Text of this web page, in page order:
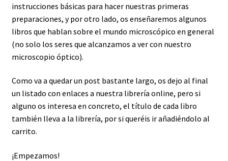
instrucciones básicas para hacer nuestras primeras
preparaciones, y por otro lado, os enseñaremos algunos
libros que hablan sobre el mundo microscópico en general
(no solo los seres que alcanzamos a ver con nuestro
microscopio óptico).
Como va a quedar un post bastante largo, os dejo al final
un listado con enlaces a nuestra librería online, pero si
alguno os interesa en concreto, el título de cada libro
también lleva a la librería, por si queréis ir añadiéndolo al
carrito.
¡Empezamos!